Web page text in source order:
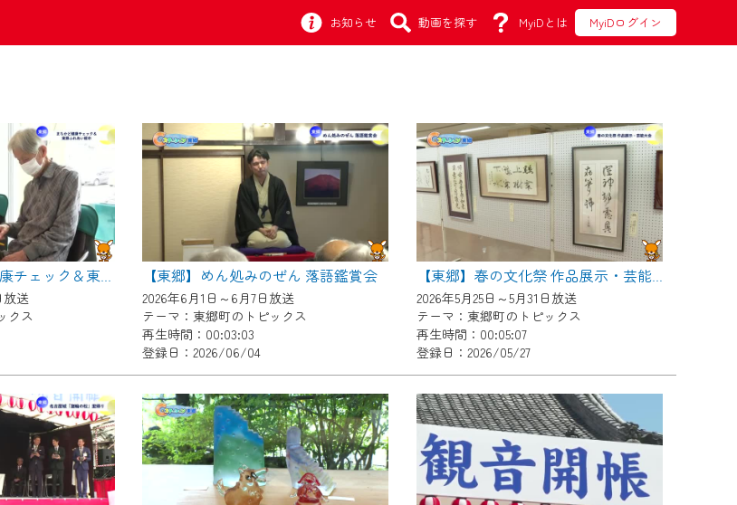
お知らせ 動画を探す MyiDとは MyiDログイン
【東郷】まちかど健康チェック＆東郷ふれあい朝市
放送
クス
【東郷】めん処みのぜん 落語鑑賞会
2026年6月1日～6月7日放送
テーマ：東郷町のトピックス
再生時間：00:03:03
登録日：2026/06/04
【東郷】春の文化祭 作品展示・芸能大会
2026年5月25日～5月31日放送
テーマ：東郷町のトピックス
再生時間：00:05:07
登録日：2026/05/27
お知らせ
9月24日からリニューアルします！
画コンテンツが一目瞭然。
・どこでも・外出先でも！
をご視聴いただけます！
向上のため、
部コンテンツを除き、
ジ※』へのログインが必要となります。
します。